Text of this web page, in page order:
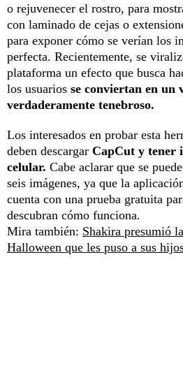
o rejuvenecer el rostro, para
con laminado de cejas o
para exponer cómo se verían los
perfecta. Recientemente, se
plataforma un efecto que busca
los usuarios se conviertan en un
verdaderamente tenebroso.
Los interesados en probar esta
deben descargar CapCut y tener
celular. Cabe aclarar que se
seis imágenes, ya que la
cuenta con una prueba gratuita
descubran cómo funciona.
Mira también: Shakira presumió
Halloween que les puso a sus